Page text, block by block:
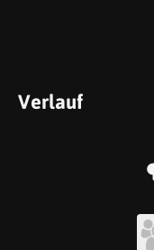
Verlauf